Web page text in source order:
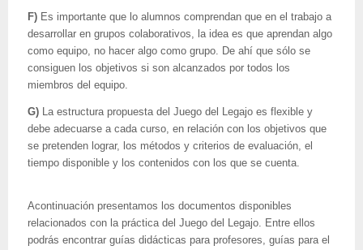
F) Es importante que lo alumnos comprendan que en el trabajo a
desarrollar en grupos colaborativos, la idea es que aprendan algo
como equipo, no hacer algo como grupo. De ahí que sólo se
consiguen los objetivos si son alcanzados por todos los
miembros del equipo.
G) La estructura propuesta del Juego del Legajo es flexible y
debe adecuarse a cada curso, en relación con los objetivos que
se pretenden lograr, los métodos y criterios de evaluación, el
tiempo disponible y los contenidos con los que se cuenta.
Acontinuación presentamos los documentos disponibles
relacionados con la práctica del Juego del Legajo. Entre ellos
podrás encontrar guías didácticas para profesores, guías para el